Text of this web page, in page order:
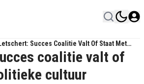
Letschert: Succes Coalitie Valt Of Staat Met
Cultuurcoalitie valt of
cultuur